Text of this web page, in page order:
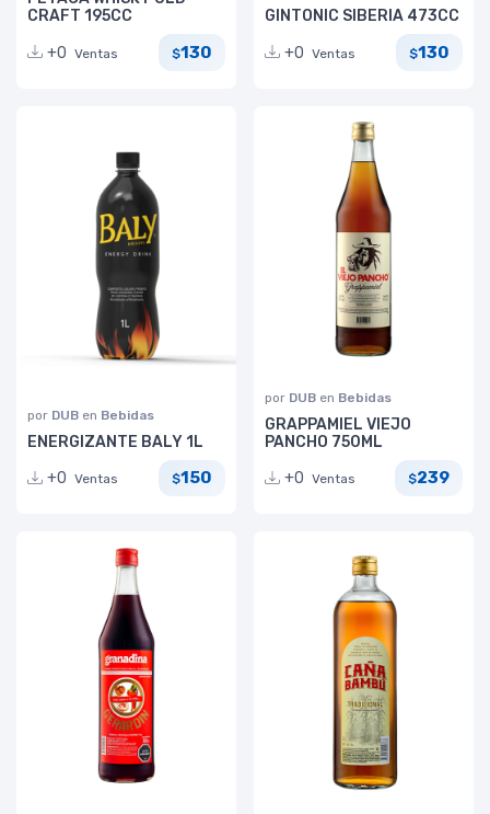
CRAFT 195CC
+0 Ventas $130
GINTONIC SIBERIA 473CC
+0 Ventas $130
por DUB en Bebidas
ENERGIZANTE BALY 1L
+0 Ventas $150
por DUB en Bebidas
GRAPPAMIEL VIEJO
PANCHO 750ML
+0 Ventas $239